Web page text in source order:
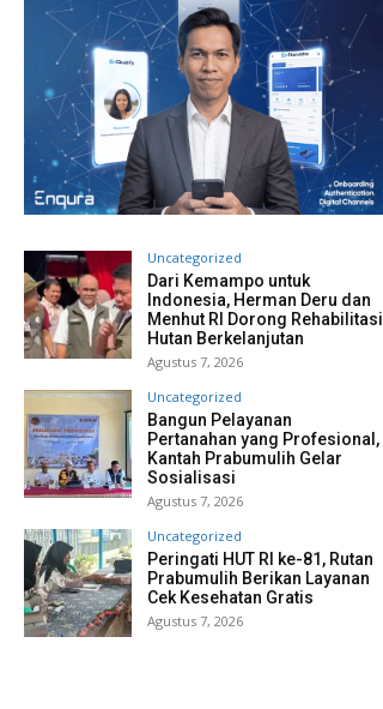
Uncategorized
Dari Kemampo untuk
Indonesia, Herman Deru dan
Menhut RI Dorong Rehabilitasi
Hutan Berkelanjutan
Agustus 7, 2026
Uncategorized
Bangun Pelayanan
Pertanahan yang Profesional,
Kantah Prabumulih Gelar
Sosialisasi
Agustus 7, 2026
Uncategorized
Peringati HUT RI ke-81, Rutan
Prabumulih Berikan Layanan
Cek Kesehatan Gratis
Agustus 7, 2026